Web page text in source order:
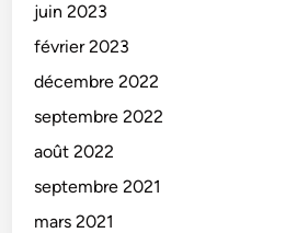
juin 2023
février 2023
décembre 2022
septembre 2022
août 2022
septembre 2021
mars 2021